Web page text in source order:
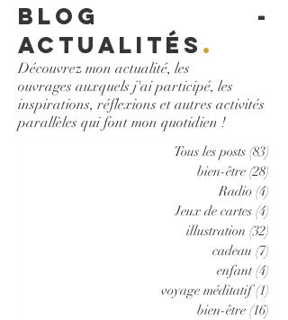
Blog -
Actualités .
Découvrez mon actualité, les
ouvrages auxquels j'ai participé, les
inspirations, réflexions et autres activités
parallèles qui font mon quotidien !
Tous les posts (83)
bien-être (28)
Radio (4)
Jeux de cartes (4)
illustration (32)
cadeau (7)
enfant (4)
voyage méditatif (1)
bien-être (16)